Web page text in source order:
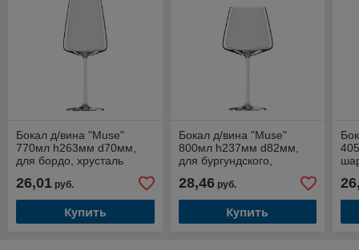
Бокал д/вина "Muse"
770мл h263мм d70мм,
для бордо, хрусталь
26,01 руб.
Купить
Бокал д/вина "Muse"
800мл h237мм d82мм,
для бургундского,
28,46руб.
Купить